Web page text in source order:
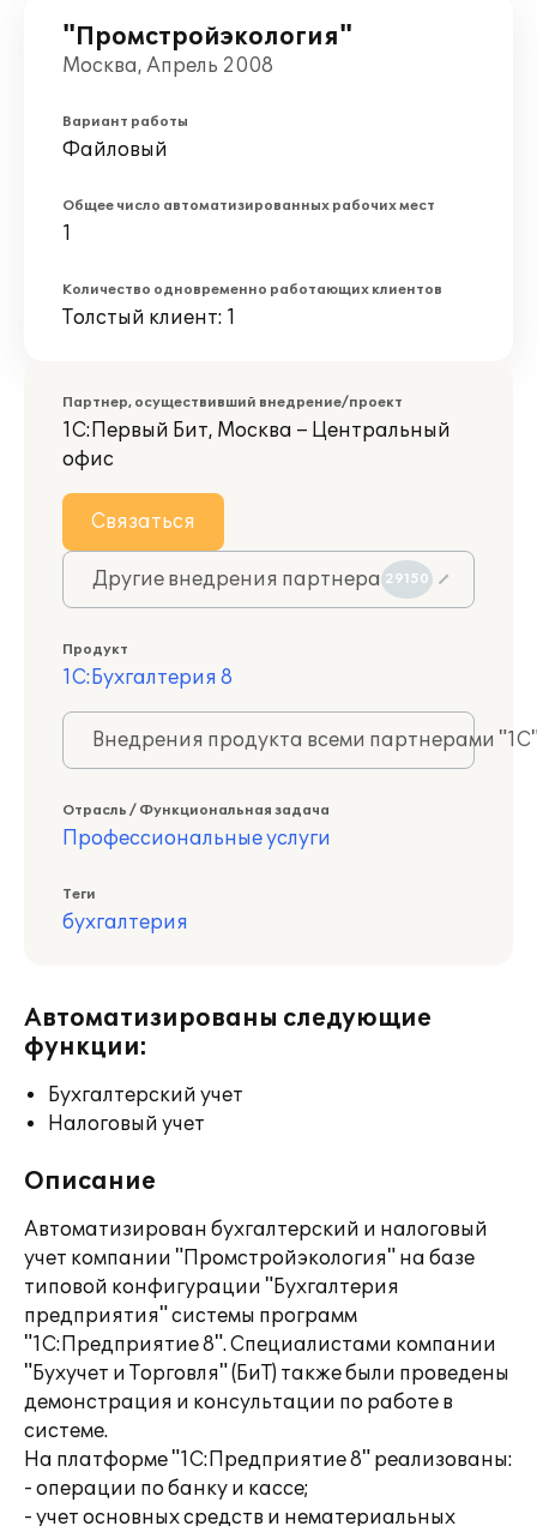
"Промстройэкология"
Москва, Апрель 2008
Вариант работы
Файловый
Общее число автоматизированных рабочих мест
1
Количество одновременно работающих клиентов
Толстый клиент: 1
Партнер, осуществивший внедрение/проект
1С:Первый Бит, Москва – Центральный
офис
Связаться
Другие внедрения партнера 29150
Продукт
1С:Бухгалтерия 8
Внедрения продукта всеми партнерами
Отрасль / Функциональная задача
Профессиональные услуги
Теги
бухгалтерия
Автоматизированы следующие
функции:
Бухгалтерский учет
Налоговый учет
Описание
Автоматизирован бухгалтерский и налоговый
учет компании "Промстройэкология" на базе
типовой конфигурации "Бухгалтерия
предприятия" системы программ
"1С:Предприятие 8". Специалистами компании
"Бухучет и Торговля" (БиТ) также были проведены
демонстрация и консультации по работе в
системе.
На платформе "1С:Предприятие 8" реализованы:
- операции по банку и кассе;
- учет основных средств и нематериальных